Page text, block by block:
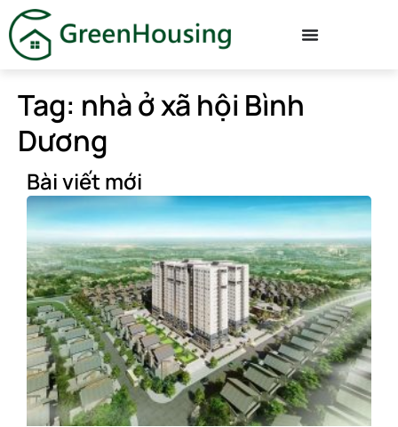
Tag: nhà ở xã hội Bình
Dương
Bài viết mới